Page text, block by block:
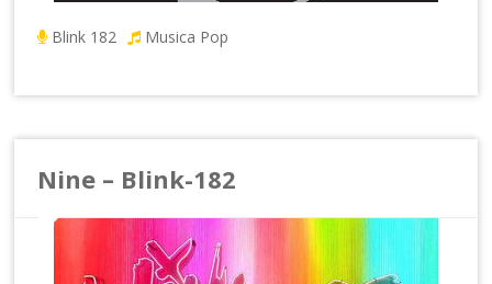
Blink 182 Musica Pop
Nine – Blink-182